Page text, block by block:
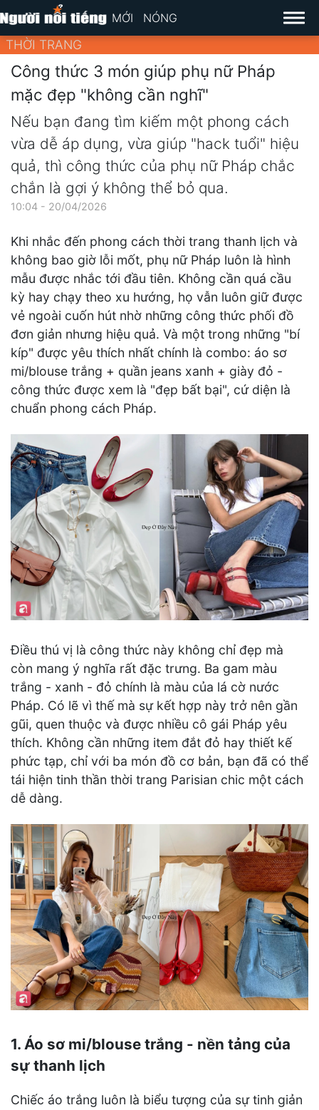
MỚI NÓNG
THỜI TRANG
Công thức 3 món giúp phụ nữ Pháp
mặc đẹp "không cần nghĩ"
Nếu bạn đang tìm kiếm một phong cách
vừa dễ áp dụng, vừa giúp "hack tuổi" hiệu
quả, thì công thức của phụ nữ Pháp chắc
chắn là gợi ý không thể bỏ qua.
10:04 - 20/04/2026
Khi nhắc đến phong cách thời trang thanh lịch và
không bao giờ lỗi mốt, phụ nữ Pháp luôn là hình
mẫu được nhắc tới đầu tiên. Không cần quá cầu
kỳ hay chạy theo xu hướng, họ vẫn luôn giữ được
vẻ ngoài cuốn hút nhờ những công thức phối đồ
đơn giản nhưng hiệu quả. Và một trong những "bí
kíp" được yêu thích nhất chính là combo: áo sơ
mi/blouse trắng + quần jeans xanh + giày đỏ -
công thức được xem là "đẹp bất bại", cứ diện là
chuẩn phong cách Pháp.
Điều thú vị là công thức này không chỉ đẹp mà
còn mang ý nghĩa rất đặc trưng. Ba gam màu
trắng - xanh - đỏ chính là màu của lá cờ nước
Pháp. Có lẽ vì thế mà sự kết hợp này trở nên gần
gũi, quen thuộc và được nhiều cô gái Pháp yêu
thích. Không cần những item đắt đỏ hay thiết kế
phức tạp, chỉ với ba món đồ cơ bản, bạn đã có thể
tái hiện tinh thần thời trang Parisian chic một cách
dễ dàng.
1. Áo sơ mi/blouse trắng - nền tảng của
sự thanh lịch
Chiếc áo trắng luôn là biểu tượng của sự tinh giản